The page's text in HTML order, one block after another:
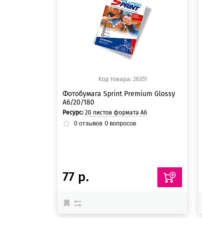
125 баллов
125 баллов
Код товара: 26351
Фотобумага Sprint Premium Glossy
A6/20/180
Ресурс:20 листов формата А6
0 отзывов 0 вопросов
77 р.